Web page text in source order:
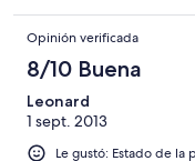
Opinión verificada
8/10 Buena
Leonard
1 sept. 2013
Le gustó: Estado de